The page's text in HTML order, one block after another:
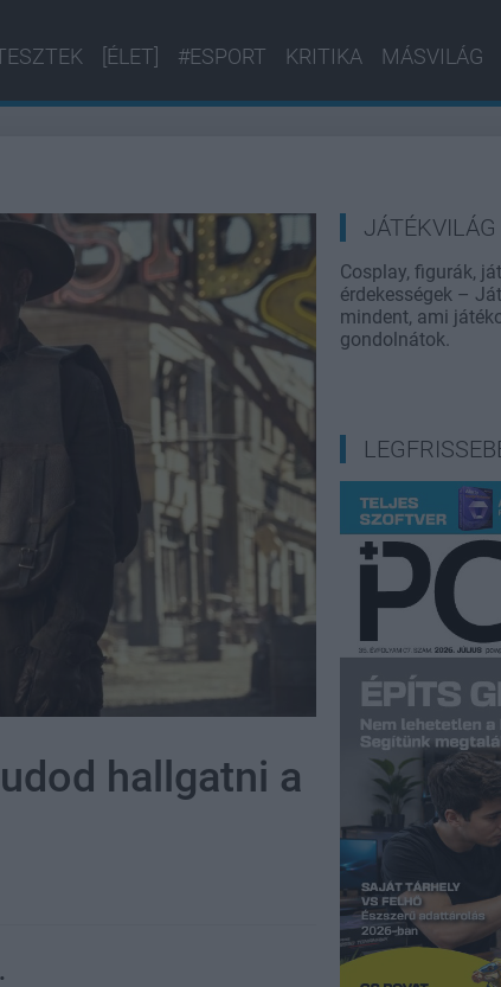
[ÉLET] #ESPORT KRITIKA MÁSVILÁG
hallgatni a
JÁTÉKVILÁG
Cosplay, figurák,
érdekességek –
mindent, ami
gondolnátok.